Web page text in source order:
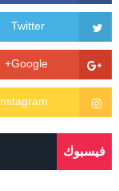
فيسبوك